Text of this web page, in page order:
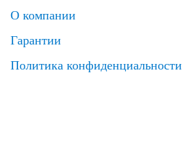
О компании
Гарантии
Политика конфиденциальности